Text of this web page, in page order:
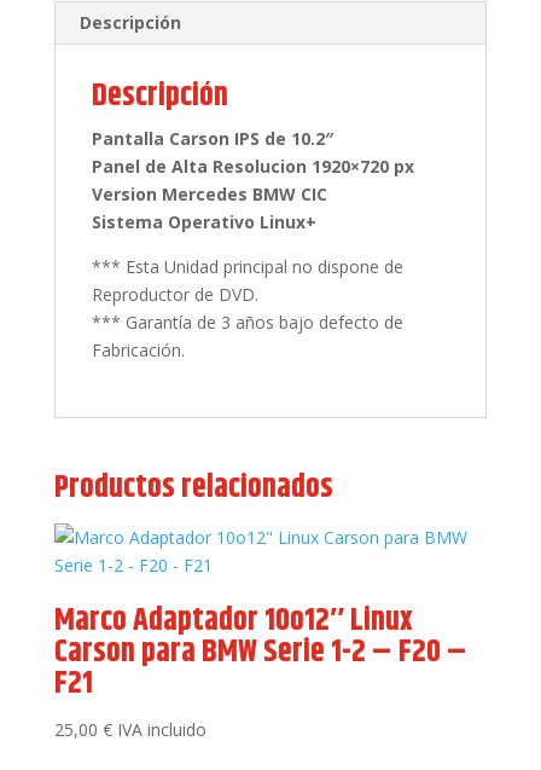
Descripción
Descripción
Pantalla Carson IPS de 10.2″
Panel de Alta Resolucion 1920×720 px
Version Mercedes BMW CIC
Sistema Operativo Linux+
*** Esta Unidad principal no dispone de
Reproductor de DVD.
*** Garantía de 3 años bajo defecto de
Fabricación.
Productos relacionados
Marco Adaptador 10o12″ Linux
Carson para BMW Serie 1-2 – F20 –
F21
25,00 € IVA incluido